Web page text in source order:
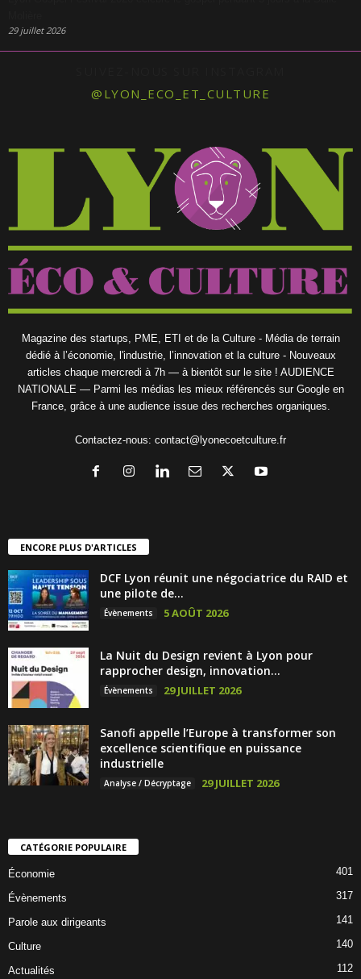
29 juillet 2026
@LYON_ECO_ET_CULTURE
Magazine des startups, PME, ETI et de la Culture - Média de terrain
dédié à l’économie, l'industrie, l’innovation et la culture - Nouveaux
articles chaque mercredi à 7h — à bientôt sur le site ! AUDIENCE
NATIONALE — Parmi les médias les mieux référencés sur Google en
France, grâce à une audience issue des recherches organiques.
Contactez-nous: contact@lyonecoetculture.fr
ENCORE PLUS D'ARTICLES
DCF Lyon réunit une négociatrice du RAID et
une pilote de...
Évènements 5 AOÛT 2026
La Nuit du Design revient à Lyon pour
rapprocher design, innovation...
Évènements 29 JUILLET 2026
Sanofi appelle l’Europe à transformer son
excellence scientifique en puissance
industrielle
Analyse / Décryptage 29 JUILLET 2026
CATÉGORIE POPULAIRE
Économie 401
Évènements 317
Parole aux dirigeants 141
Culture 140
Actualités 112